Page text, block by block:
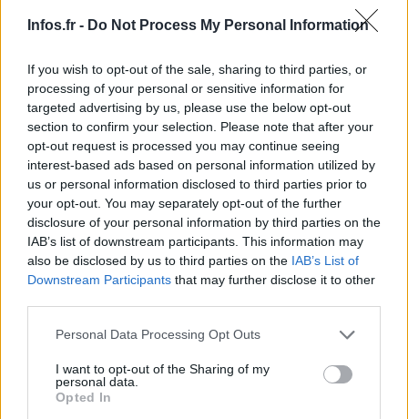
Infos.fr - Do Not Process My Personal Information
If you wish to opt-out of the sale, sharing to third parties, or
processing of your personal or sensitive information for
targeted advertising by us, please use the below opt-out
section to confirm your selection. Please note that after your
opt-out request is processed you may continue seeing
interest-based ads based on personal information utilized by
us or personal information disclosed to third parties prior to
your opt-out. You may separately opt-out of the further
disclosure of your personal information by third parties on the
IAB’s list of downstream participants. This information may
also be disclosed by us to third parties on the IAB’s List of
Downstream Participants that may further disclose it to other
Please note that this website/app uses one or more Google
not limited to your visit or usage behaviour. You may click to
grant or deny consent to Google and its third-party tags to
use your data for below specified purposes in below Google
Personal Data Processing Opt Outs
I want to opt-out of the Sharing of my
personal data.
Opted In
C’est à l’organisation internationale de la Croix-Rouge
qu’il revenait de déployer une opération d’une telle
envergure. Cette institution suisse, née en 1863 pour aider
les blessés de guerre, est la gardienne des conventions de
Genève qui établissent les règles du droit international
n’est pas politisée. Elle est une entité internationale
autonome et souveraine, qui jouit du statut d’observateur à
l’ONU.